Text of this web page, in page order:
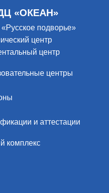
«ОКЕАН»
подворье»
центр
центр
центры
и аттестации
комплекс